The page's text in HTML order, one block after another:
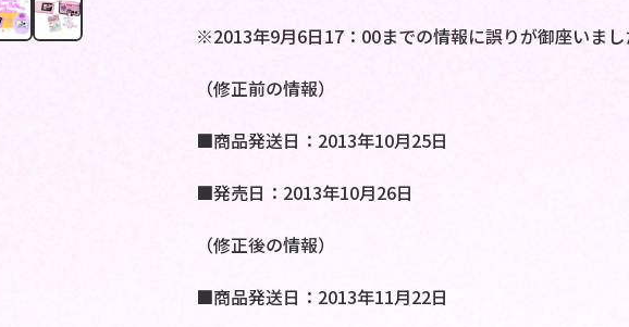
※2013年9月6日17：00までの情報に誤りが御座いまし
（修正前の情報）
■商品発送日：2013年10月25日
■発売日：2013年10月26日
（修正後の情報）
■商品発送日：2013年11月22日